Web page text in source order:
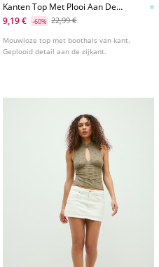
Kanten Top Met Plooi Aan De
Zijkant
9,19 € -60% 22,99 €
Mouwloze top met boothals van kant.
Geplooid detail aan de zijkant.